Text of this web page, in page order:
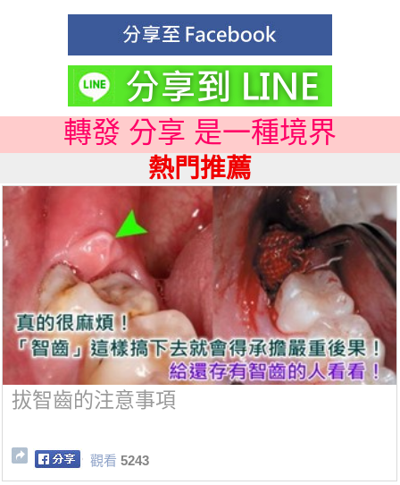
轉發 分享 是一種境界
熱門推薦
拔智齒的注意事項
觀看 5243